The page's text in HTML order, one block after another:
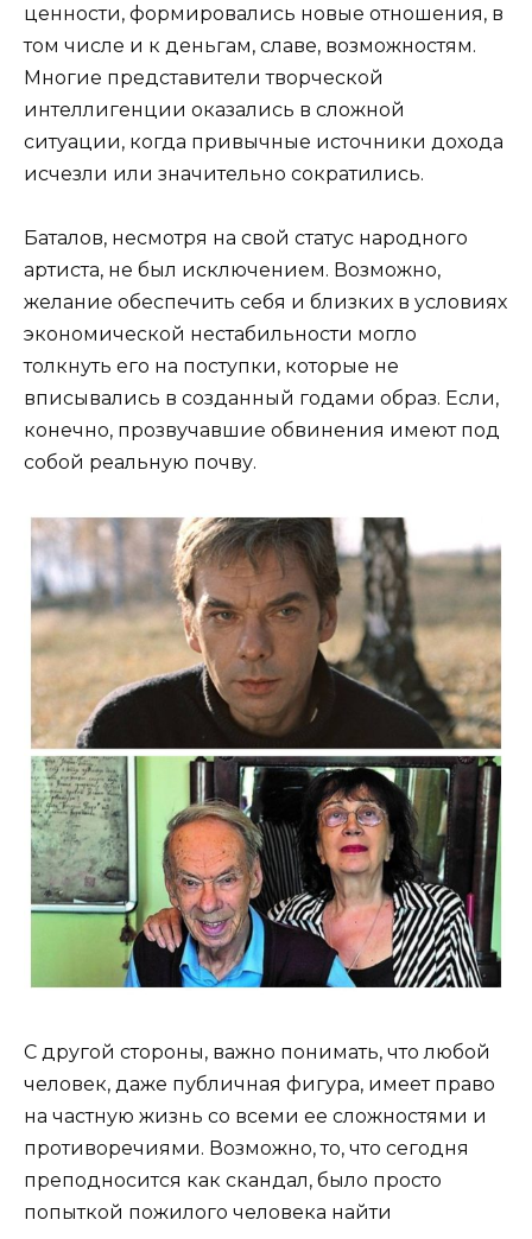
ценности, формировались новые отношения, в
том числе и к деньгам, славе, возможностям.
Многие представители творческой
интеллигенции оказались в сложной
ситуации, когда привычные источники дохода
исчезли или значительно сократились.
Баталов, несмотря на свой статус народного
артиста, не был исключением. Возможно,
желание обеспечить себя и близких в условиях
экономической нестабильности могло
толкнуть его на поступки, которые не
вписывались в созданный годами образ. Если,
конечно, прозвучавшие обвинения имеют под
собой реальную почву.
С другой стороны, важно понимать, что любой
человек, даже публичная фигура, имеет право
на частную жизнь со всеми ее сложностями и
противоречиями. Возможно, то, что сегодня
преподносится как скандал, было просто
попыткой пожилого человека найти